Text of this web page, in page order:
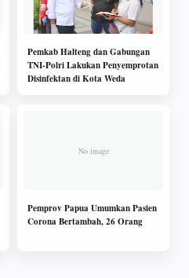
Pemkab Halteng dan Gabungan
TNI-Polri Lakukan Penyemprotan
Disinfektan di Kota Weda
Pemprov Papua Umumkan Pasien
Corona Bertambah, 26 Orang